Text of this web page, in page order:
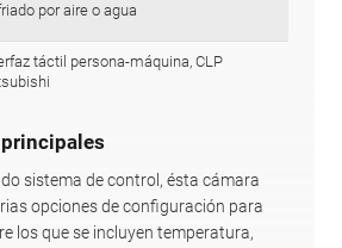
por aire o agua
táctil persona-máquina, CLP
sistema de control, ésta cámara
opciones de configuración para
los que se incluyen temperatura,